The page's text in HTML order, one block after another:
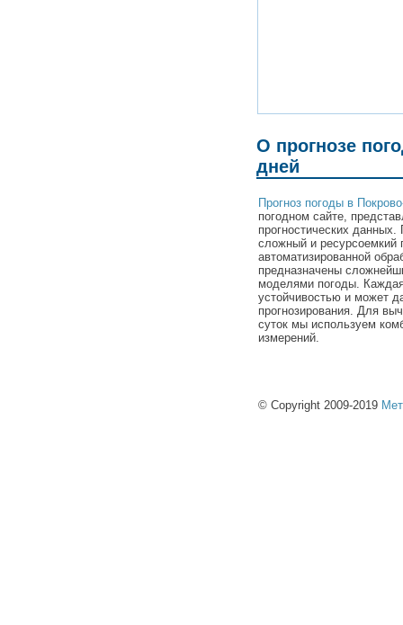
О прогнозе
дней
Прогноз погоды в
погодном сайте,
прогностических
сложный и ресурсоемкий
автоматизированной
предназначены
моделями погоды.
устойчивостью и может
прогнозирования. Для
суток мы используем
измерений.
© Copyright 2009-2019